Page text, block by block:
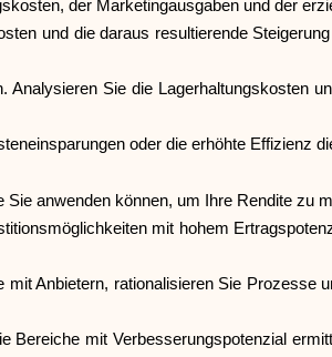
der Marketingausgaben und der
und die daraus resultierende
Sie die Lagerhaltungskosten
oder die erhöhte Effizienz
anwenden können, um Ihre Rendite zu
mit hohem
Anbietern, rationalisieren Sie Prozesse
mit Verbesserungspotenzial